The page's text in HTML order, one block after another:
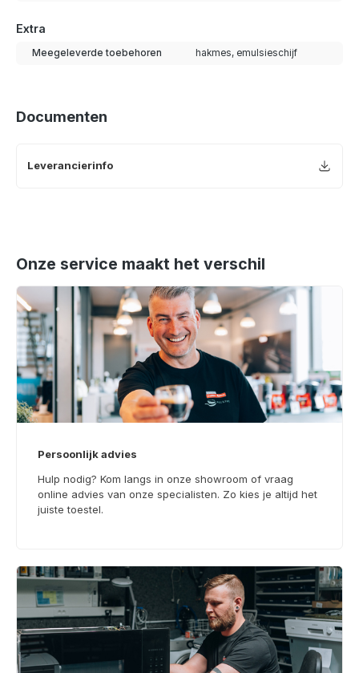
Extra
Meegeleverde toebehoren hakmes, emulsieschijf
Documenten
Leverancierinfo
Onze service maakt het verschil
Persoonlijk advies
Hulp nodig? Kom langs in onze showroom of vraag
online advies van onze specialisten. Zo kies je altijd het
juiste toestel.